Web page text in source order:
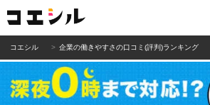
コエシル 企業の働きやすさの口コミ(評判)ランキング